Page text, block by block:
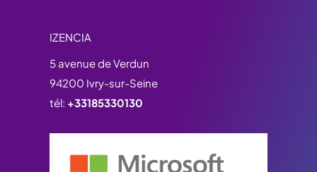
IZENCIA
5 avenue de Verdun
94200 Ivry-sur-Seine
tél: +33185330130